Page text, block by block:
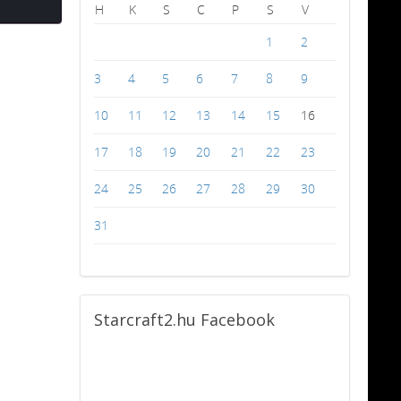
H
K S C P S
V
1
2
3 4 5 6 7 8 9
10 11 12 13 14 15 16
17 18 19 20 21 22 23
24 25 26 27 28 29 30
31
Starcraft2.hu Facebook